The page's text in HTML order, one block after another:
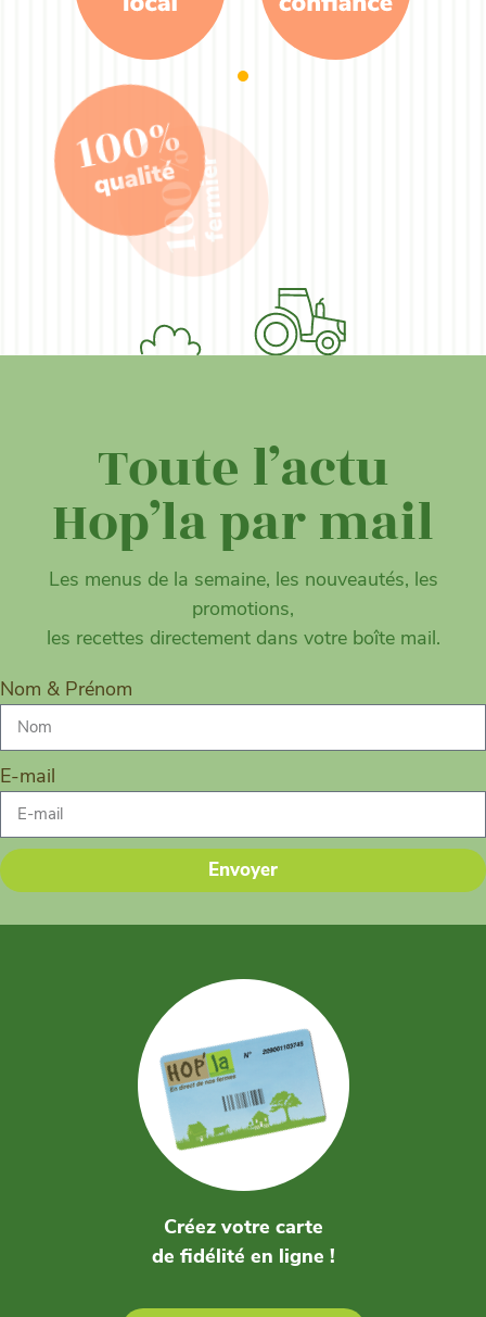
Toute l’actu
Hop’la par mail
Les menus de la semaine, les nouveautés, les
promotions,
les recettes directement dans votre boîte mail.
Nom & Prénom
E-mail
Envoyer
Créez votre carte
de fidélité en ligne !